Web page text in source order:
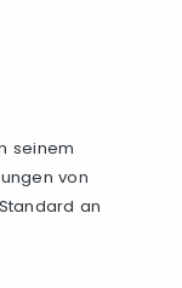
seinem
von
an